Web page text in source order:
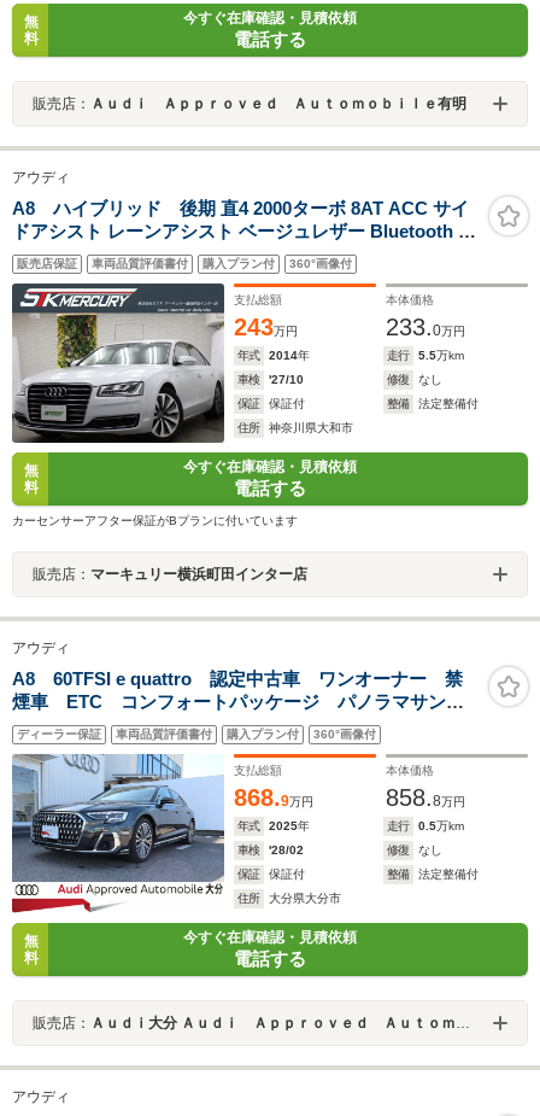
無
料
今すぐ在庫確認・見積依頼
電話する
販売店： Ａｕｄｉ Ａｐｐｒｏｖｅｄ Ａｕｔｏｍｏｂｉｌｅ有明
アウディ
A8 ハイブリッド 後期 直4 2000ターボ 8AT ACC サイ
ドアシスト レーンアシスト ベージュレザー Bluetooth 純
ナビ TV TOPビューカメラ バックカメラ 純19AW 電動ト
ランク パドルシフト ETC DVD再生 ミュージックサーバ
ー
販売店保証 車両品質評価書付 購入プラン付 360°画像付
支払総額
243万円
本体価格
233.0万円
年式
2014年 走行 5.5万km
車検
'27/10 修復
なし
保証
保証付 整備
法定整備付
住所
神奈川県大和市
無
料
今すぐ在庫確認・見積依頼
電話する
カーセンサーアフター保証がBプランに付いています
販売店： マーキュリー横浜町田インター店
アウディ
A8 60TFSI e quattro 認定中古車 ワンオーナー 禁
煙車 ETC コンフォートパッケージ パノラマサンル
ーフ ヘッドライニングダイナミカ アウミホイール20
スポークデザインコントラストグレー
ディーラー保証 車両品質評価書付 購入プラン付 360°画像付
支払総額
868.9万円
本体価格
858.8万円
年式
2025年 走行 0.5万km
車検
'28/02 修復
なし
保証
保証付 整備
法定整備付
住所
大分県大分市
無
料
今すぐ在庫確認・見積依頼
電話する
販売店： Ａｕｄｉ大分 Ａｕｄｉ Ａｐｐｒｏｖｅｄ Ａｕｔｏｍｏｂｉｌｅ 大分
アウディ